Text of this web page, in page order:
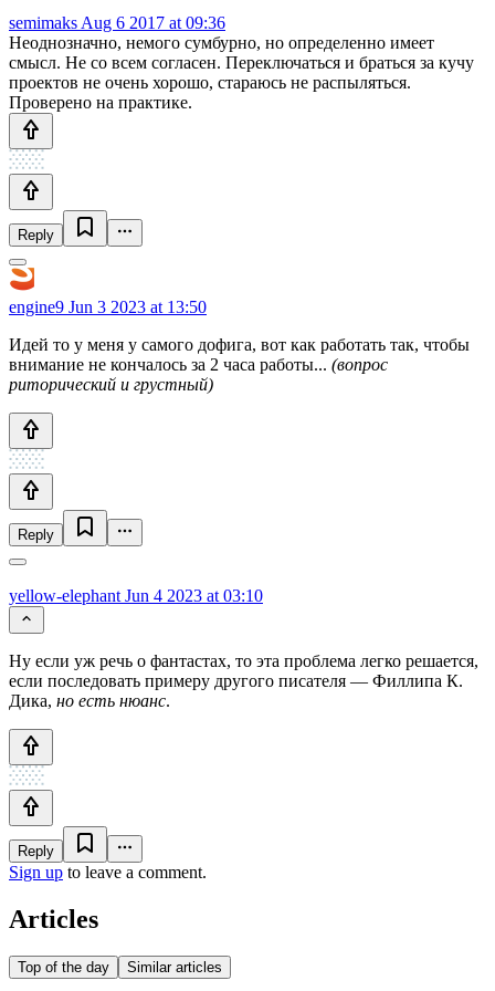
semimaks Aug 6 2017 at 09:36
Неоднозначно, немого сумбурно, но определенно имеет
смысл. Не со всем согласен. Переключаться и браться за кучу
проектов не очень хорошо, стараюсь не распыляться.
Проверено на практике.
Reply
engine9 Jun 3 2023 at 13:50
Идей то у меня у самого дофига, вот как работать так, чтобы
внимание не кончалось за 2 часа работы... (вопрос
риторический и грустный)
Reply
yellow-elephant Jun 4 2023 at 03:10
Ну если уж речь о фантастах, то эта проблема легко решается,
если последовать примеру другого писателя — Филлипа К.
Дика, но есть нюанс.
Reply
Sign up to leave a comment.
Articles
Top of the day Similar articles